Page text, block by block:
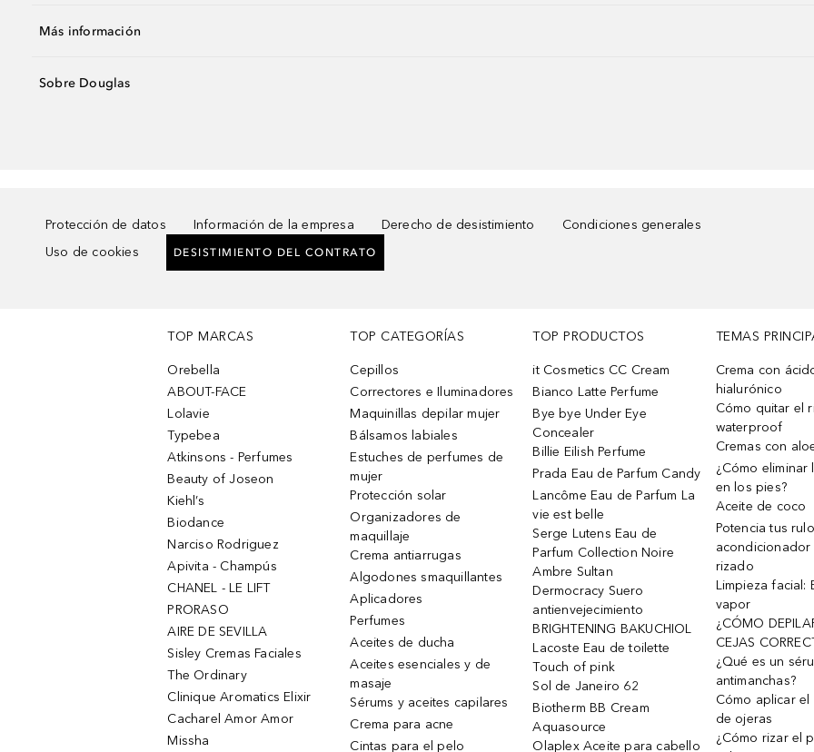
Más información
Sobre Douglas
Protección de datos Información de la empresa Derecho de desistimiento
Condiciones generales
Uso de cookies
DESISTIMIENTO DEL CONTRATO
TOP MARCAS
Orebella
ABOUT-FACE
Lolavie
Typebea
Atkinsons - Perfumes
Beauty of Joseon
Kiehl’s
Biodance
Narciso Rodriguez
Apivita - Champús
CHANEL - LE LIFT
PRORASO
AIRE DE SEVILLA
Sisley Cremas Faciales
The Ordinary
Clinique Aromatics Elixir
Cacharel Amor Amor
Missha
TOP CATEGORÍAS
Cepillos
Correctores e Iluminadores
Maquinillas depilar mujer
Bálsamos labiales
Estuches de perfumes de
mujer
Protección solar
Organizadores de
maquillaje
Crema antiarrugas
Algodones smaquillantes
Aplicadores
Perfumes
Aceites de ducha
Aceites esenciales y de
masaje
Sérums y aceites capilares
Crema para acne
Cintas para el pelo
TOP PRODUCTOS
it Cosmetics CC Cream
Bianco Latte Perfume
Bye bye Under Eye
Concealer
Billie Eilish Perfume
Prada Eau de Parfum Candy
Lancôme Eau de Parfum La
vie est belle
Serge Lutens Eau de
Parfum Collection Noire
Ambre Sultan
Dermocracy Suero
antienvejecimiento
BRIGHTENING BAKUCHIOL
Lacoste Eau de toilette
Touch of pink
Sol de Janeiro 62
Biotherm BB Cream
Aquasource
Olaplex Aceite para cabello
TEMAS
Crema con
hialurónico
Cómo quitar el
waterproof
Cremas con
¿Cómo eliminar
en los pies?
Aceite de coco
Potencia tus
rizado
Limpieza facial:
vapor
¿CÓMO
CEJAS
¿Qué es un
antimanchas?
Cómo aplicar
de ojeras
¿Cómo rizar el